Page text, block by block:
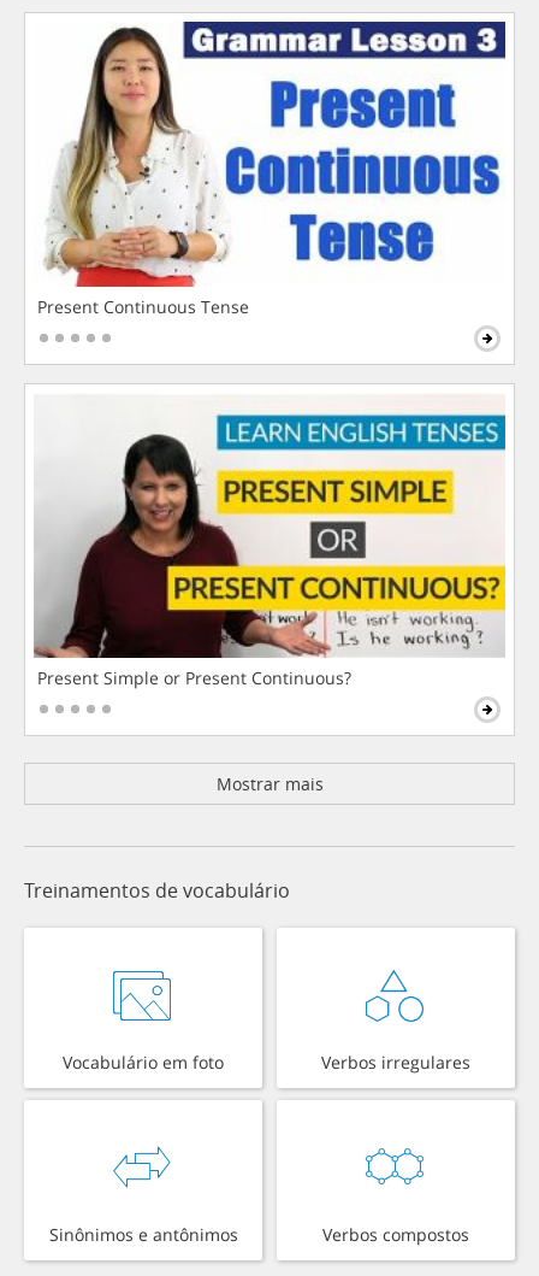
Present Continuous Tense
Present Simple or Present Continuous?
Mostrar mais
Treinamentos de vocabulário
Vocabulário em foto Verbos irregulares
Sinônimos e antônimos Verbos compostos